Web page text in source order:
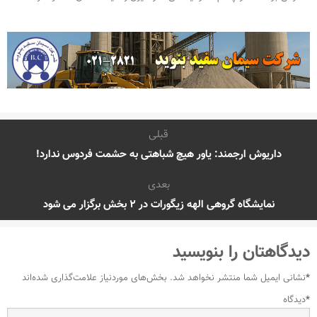
قبلی
داریوش ارجمند: یاور هیچ شباهتی به حشمت فردوس ندارد!
بعدی
نمایشگاه گروهی الهه زیگورات در ۲ بخش برگزار می شود
دیدگاهتان را بنویسید
نشانی ایمیل شما منتشر نخواهد شد. بخش‌های موردنیاز علامت‌گذاری شده‌اند
*
دیدگاه*